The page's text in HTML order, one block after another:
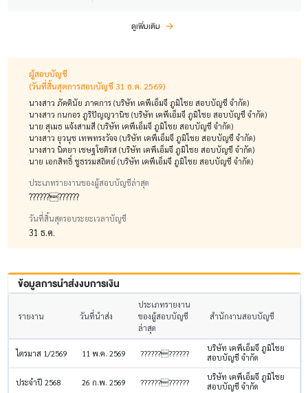
ดูเพิ่มเติม
ผู้สอบบัญชี
(วันที่สิ้นสุดการสอบบัญชี 31 ธ.ค. 2569)
นางสาว ภัคคินัย ภาคการ (บริษัท เคพีเอ็มจี ภูมิไชย สอบบัญชี จำกัด)
นางสาว กนกอร ภูริปัญญวานิช (บริษัท เคพีเอ็มจี ภูมิไชย สอบบัญชี จำกัด)
นาย สุเมธ แจ้งสามสี (บริษัท เคพีเอ็มจี ภูมิไชย สอบบัญชี จำกัด)
นางสาว ยุวนุช เทพทรงวัจจ (บริษัท เคพีเอ็มจี ภูมิไชย สอบบัญชี จำกัด)
นางสาว นิตยา เชษฐโชติรส (บริษัท เคพีเอ็มจี ภูมิไชย สอบบัญชี จำกัด)
นาย เอกสิทธิ์ ชูธรรมสถิตย์ (บริษัท เคพีเอ็มจี ภูมิไชย สอบบัญชี จำกัด)
ประเภทรายงานของผู้สอบบัญชีล่าสุด
????????????
วันที่สิ้นสุดรอบระยะเวลาบัญชี
31 ธ.ค.
ข้อมูลการนำส่งงบการเงิน
รายงาน วันที่นำส่ง
ประเภทรายงาน
ของผู้สอบบัญชี
ล่าสุด
สำนักงานสอบบัญชี
ไตรมาส 1/2569 11 พ.ค. 2569 ????????????
บริษัท เคพีเอ็มจี ภูมิไชย
สอบบัญชี จำกัด
ประจำปี 2568 26 ก.พ. 2569 ????????????
บริษัท เคพีเอ็มจี ภูมิไชย
สอบบัญชี จำกัด